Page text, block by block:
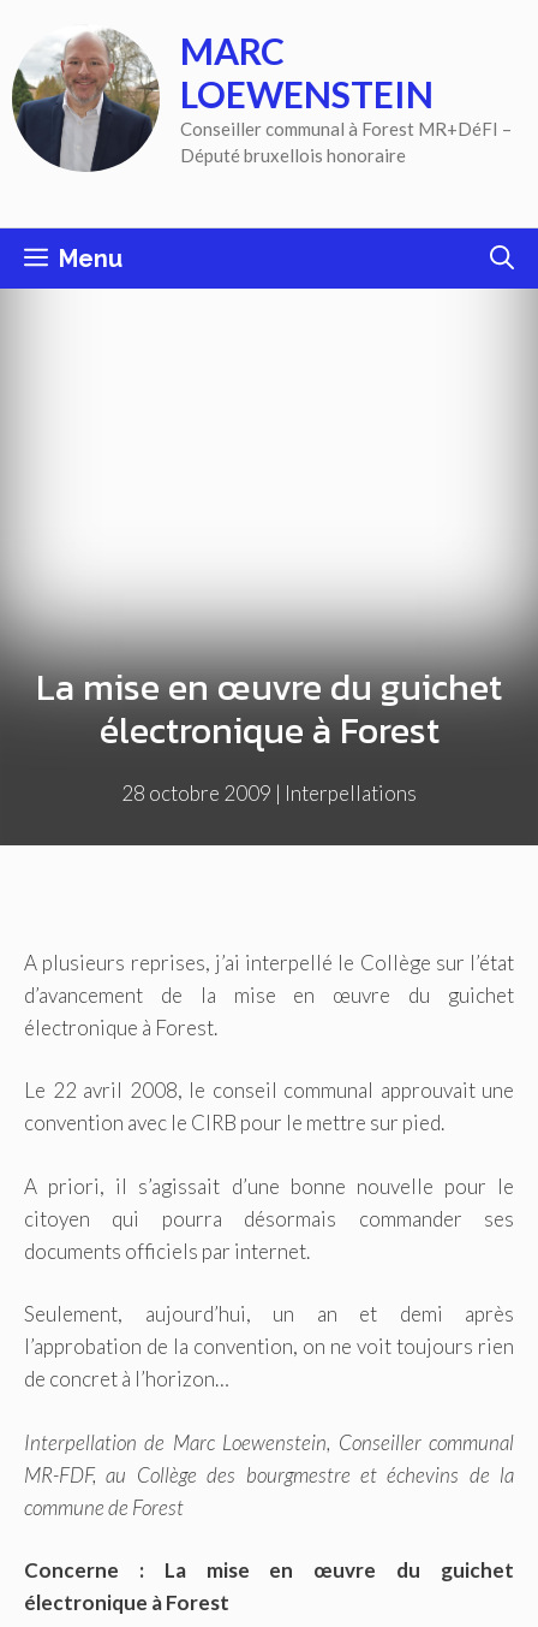
contenu
MARC
LOEWENSTEIN
Conseiller communal à Forest MR+DéFI –
Député bruxellois honoraire
Menu
La mise en œuvre du guichet
électronique à Forest
28 octobre 2009 | Interpellations
A plusieurs reprises, j’ai interpellé le Collège sur l’état
d’avancement de la mise en œuvre du guichet
électronique à Forest.
Le 22 avril 2008, le conseil communal approuvait une
convention avec le CIRB pour le mettre sur pied.
A priori, il s’agissait d’une bonne nouvelle pour le
citoyen qui pourra désormais commander ses
documents officiels par internet.
Seulement, aujourd’hui, un an et demi après
l’approbation de la convention, on ne voit toujours rien
de concret à l’horizon…
Interpellation de Marc Loewenstein, Conseiller communal
MR-FDF, au Collège des bourgmestre et échevins de la
commune de Forest
Concerne : La mise en œuvre du guichet
électronique à Forest